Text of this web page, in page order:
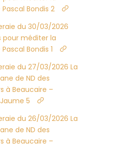
Bondis 2
du 30/03/2026
pour méditer la
Bondis 1
du 27/03/2026 La
de ND des
à Beaucaire –
5
du 26/03/2026 La
de ND des
à Beaucaire –